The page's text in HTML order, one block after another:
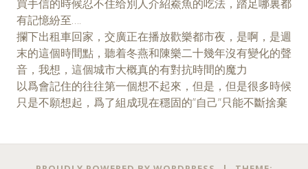
買手信的時候忍不住给別人介紹鯗魚的吃法，踏足哪裏都
有記憶紛至….
攔下出租車回家，交廣正在播放歡樂都市夜，是啊，是週
末的這個時間點，聽着冬燕和陳樂二十幾年沒有變化的聲
音，我想，這個城市大概真的有對抗時間的魔力
以爲會記住的往往第一個想不起來，但是，但是很多時候
只是不願想起，爲了組成現在穩固的”自己”只能不斷捨棄
Posts